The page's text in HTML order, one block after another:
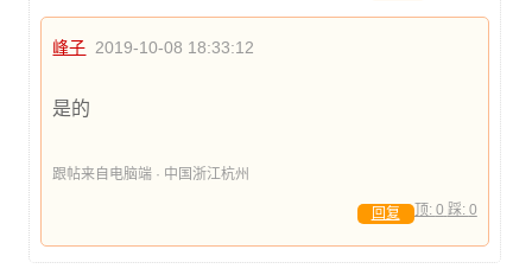
峰子 2019-10-08 18:33:12
是的
跟帖来自电脑端 · 中国浙江杭州
顶: 0 踩: 0
回复